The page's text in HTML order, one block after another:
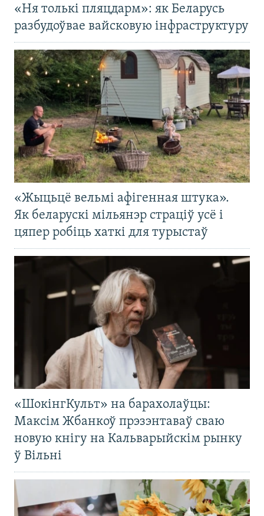
«Ня толькі пляцдарм»: як Беларусь
разбудоўвае вайсковую інфраструктуру
«Жыцьцё вельмі афігенная штука».
Як беларускі мільянэр страціў усё і
цяпер робіць хаткі для турыстаў
«ШокінгКульт» на барахолаўцы:
Максім Жбанкоў прэзэнтаваў сваю
новую кнігу на Кальварыйскім рынку
ў Вільні